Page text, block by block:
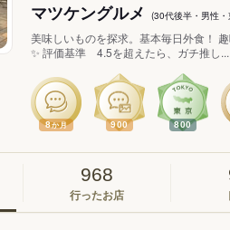
マツケングルメ (30代後半・男性
美味しいものを探求。基本毎日外食！
✨ 評価基準 4.5を超えたら、ガチ推し...
8か月 900 800
968
行ったお店